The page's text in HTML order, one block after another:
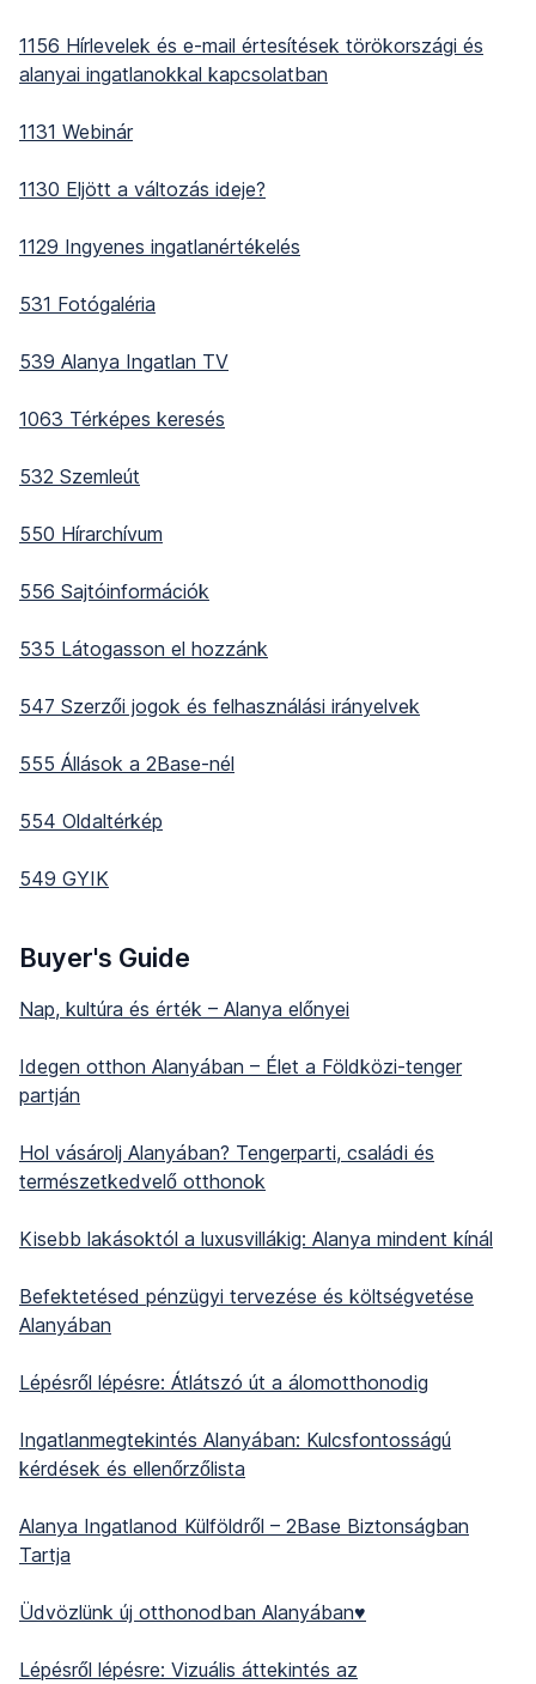
1156 Hírlevelek és e-mail értesítések törökországi és
alanyai ingatlanokkal kapcsolatban
1131 Webinár
1130 Eljött a változás ideje?
1129 Ingyenes ingatlanértékelés
531 Fotógaléria
539 Alanya Ingatlan TV
1063 Térképes keresés
532 Szemleút
550 Hírarchívum
556 Sajtóinformációk
535 Látogasson el hozzánk
547 Szerzői jogok és felhasználási irányelvek
555 Állások a 2Base-nél
554 Oldaltérkép
549 GYIK
Buyer's Guide
Nap, kultúra és érték – Alanya előnyei
Idegen otthon Alanyában – Élet a Földközi-tenger
partján
Hol vásárolj Alanyában? Tengerparti, családi és
természetkedvelő otthonok
Kisebb lakásoktól a luxusvillákig: Alanya mindent kínál
Befektetésed pénzügyi tervezése és költségvetése
Alanyában
Lépésről lépésre: Átlátszó út a álomotthonodig
Ingatlanmegtekintés Alanyában: Kulcsfontosságú
kérdések és ellenőrzőlista
Alanya Ingatlanod Külföldről – 2Base Biztonságban
Tartja
Üdvözlünk új otthonodban Alanyában♥️
Lépésről lépésre: Vizuális áttekintés az